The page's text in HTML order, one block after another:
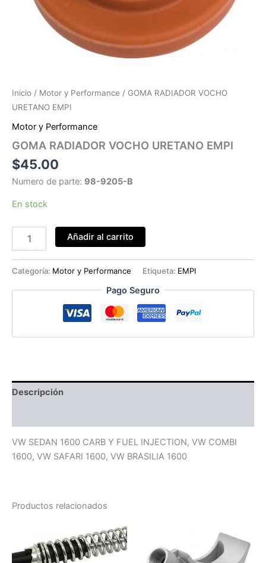
Inicio / Motor y Performance / GOMA RADIADOR VOCHO
URETANO EMPI
Motor y Performance
GOMA RADIADOR VOCHO URETANO EMPI
$45.00
Numero de parte: 98-9205-B
En stock
RADIADOR
URETANO
cantidad
Añadir al carrito
Categoría: Motor y Performance Etiqueta: EMPI
Pago Seguro
Descripción
VW SEDAN 1600 CARB Y FUEL INJECTION, VW COMBI
1600, VW SAFARI 1600, VW BRASILIA 1600
Productos relacionados